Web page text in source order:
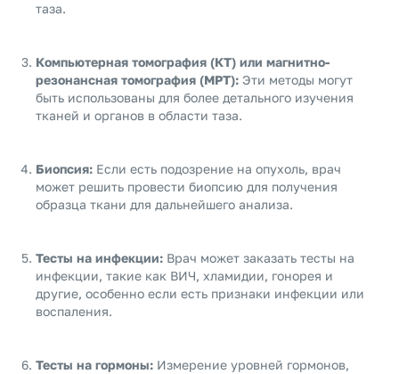
таза.
Компьютерная томография (КТ) или магнитно-
резонансная томография (МРТ): Эти методы могут
быть использованы для более детального изучения
тканей и органов в области таза.
Биопсия: Если есть подозрение на опухоль, врач
может решить провести биопсию для получения
образца ткани для дальнейшего анализа.
Тесты на инфекции: Врач может заказать тесты на
инфекции, такие как ВИЧ, хламидии, гонорея и
другие, особенно если есть признаки инфекции или
воспаления.
Тесты на гормоны: Измерение уровней гормонов,